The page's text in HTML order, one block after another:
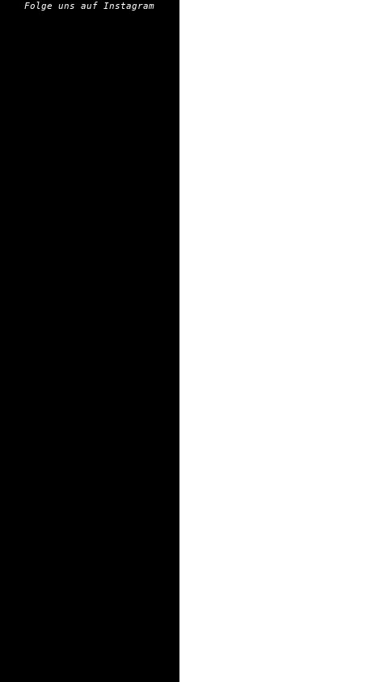
Folge uns auf Instagram